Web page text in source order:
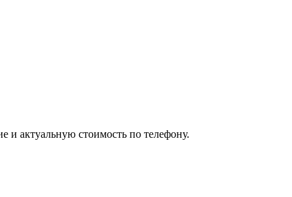
и актуальную стоимость по телефону.